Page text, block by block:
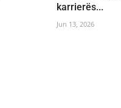
karrierës...
Jun 13, 2026